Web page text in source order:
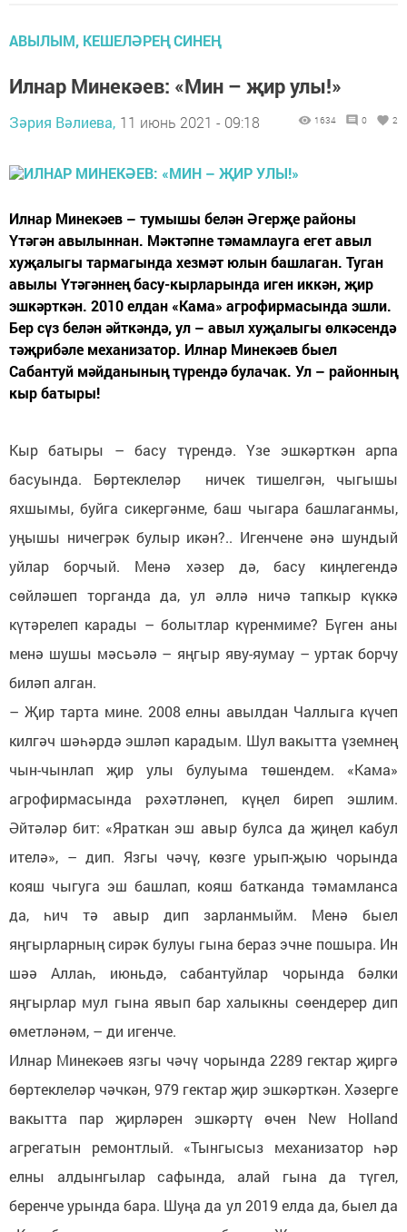
АВЫЛЫМ, КЕШЕЛӘРЕҢ СИНЕҢ
Илнар Минекәев: «Мин – җир улы!»
Зәрия Вәлиева, 11 июнь 2021 - 09:18 1634 0 2
Илнар Минекәев – тумышы белән Әгерҗе районы
Үтәгән авылыннан. Мәктәпне тәмамлауга егет авыл
хуҗалыгы тармагында хезмәт юлын башлаган. Туган
авылы Үтәгәннең басу-кырларында иген иккән, җир
эшкәрткән. 2010 елдан «Кама» агрофирмасында эшли.
Бер сүз белән әйткәндә, ул – авыл хуҗалыгы өлкәсендә
тәҗрибәле механизатор. Илнар Минекәев быел
Сабантуй мәйданының түрендә булачак. Ул – районның
кыр батыры!
Кыр батыры – басу түрендә. Үзе эшкәрткән арпа
басуында. Бөртеклеләр ничек тишелгән, чыгышы
яхшымы, буйга сикергәнме, баш чыгара башлаганмы,
уңышы ничегрәк булыр икән?.. Игенчене әнә шундый
уйлар борчый. Менә хәзер дә, басу киңлегендә
сөйләшеп торганда да, ул әллә ничә тапкыр күккә
күтәрелеп карады – болытлар күренмиме? Бүген аны
менә шушы мәсьәлә – яңгыр яву-яумау – уртак борчу
биләп алган.
– Җир тарта мине. 2008 елны авылдан Чаллыга күчеп
килгәч шәһәрдә эшләп карадым. Шул вакытта үземнең
чын-чынлап җир улы булуыма төшендем. «Кама»
агрофирмасында рәхәтләнеп, күңел биреп эшлим.
Әйтәләр бит: «Яраткан эш авыр булса да җиңел кабул
ителә», – дип. Язгы чәчү, көзге урып-җыю чорында
кояш чыгуга эш башлап, кояш батканда тәмамланса
да, һич тә авыр дип зарланмыйм. Менә быел
яңгырларның сирәк булуы гына бераз эчне пошыра. Ин
шәә Аллаһ, июньдә, сабантуйлар чорында бәлки
яңгырлар мул гына явып бар халыкны сөендерер дип
өметләнәм, – ди игенче.
Илнар Минекәев язгы чәчү чорында 2289 гектар җиргә
бөртеклеләр чәчкән, 979 гектар җир эшкәрткән. Хәзерге
вакытта пар җирләрен эшкәртү өчен New Holland
агрегатын ремонтлый. «Тынгысыз механизатор һәр
елны алдынгылар сафында, алай гына да түгел,
беренче урында бара. Шуңа да ул 2019 елда да, быел да